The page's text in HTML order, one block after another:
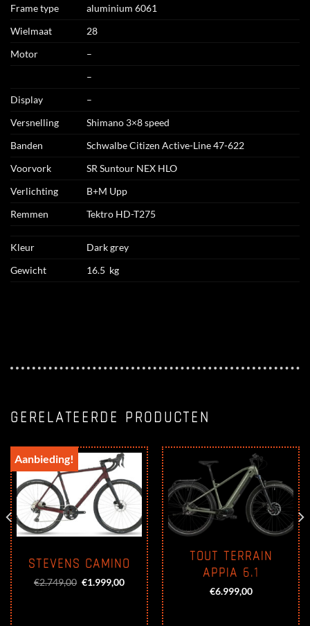
Frame type
aluminium 6061
Wielmaat
28
Motor
–
–
Display
–
Versnelling
Shimano 3×8 speed
Banden
Schwalbe Citizen Active-Line 47-622
Voorvork
SR Suntour NEX HLO
Verlichting
B+M Upp
Remmen
Tektro HD-T275
Kleur
Dark grey
Gewicht
16.5 kg
GERELATEERDE PRODUCTEN
Aanbieding!
STEVENS CAMINO
€2.749,00 Oorspronkelijke
€1.999,00Huidige
€1.999,00.
TOUT TERRAIN
APPIA 6.1
€6.999,00